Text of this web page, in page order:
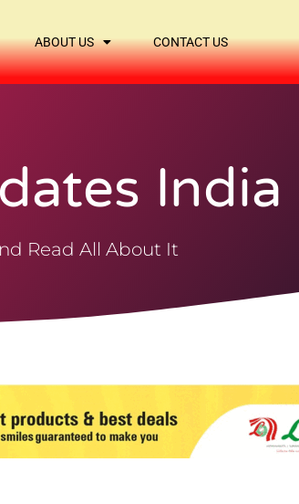
ABOUT US CONTACT US
India
Read All About It